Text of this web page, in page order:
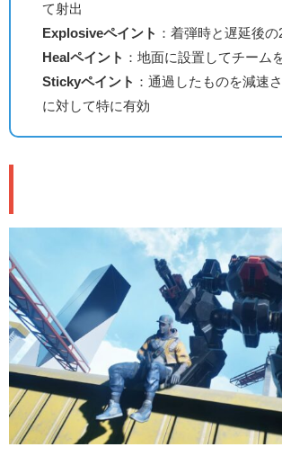
て射出
Explosiveペイント ：着弾時と遅延後
Healペイント ：地面に設置してチーム
Stickyペイント ：通過したものを減速
に対して特に有効